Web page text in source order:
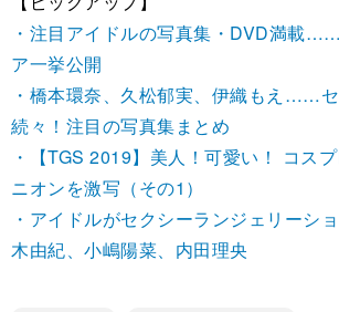
・注目アイドルの写真集・DVD満載
ア一挙公開
・橋本環奈、久松郁実、伊織もえ……
続々！注目の写真集まとめ
・【TGS 2019】美人！可愛い！ コス
ニオンを激写（その1）
・アイドルがセクシーランジェリー
木由紀、小嶋陽菜、内田理央